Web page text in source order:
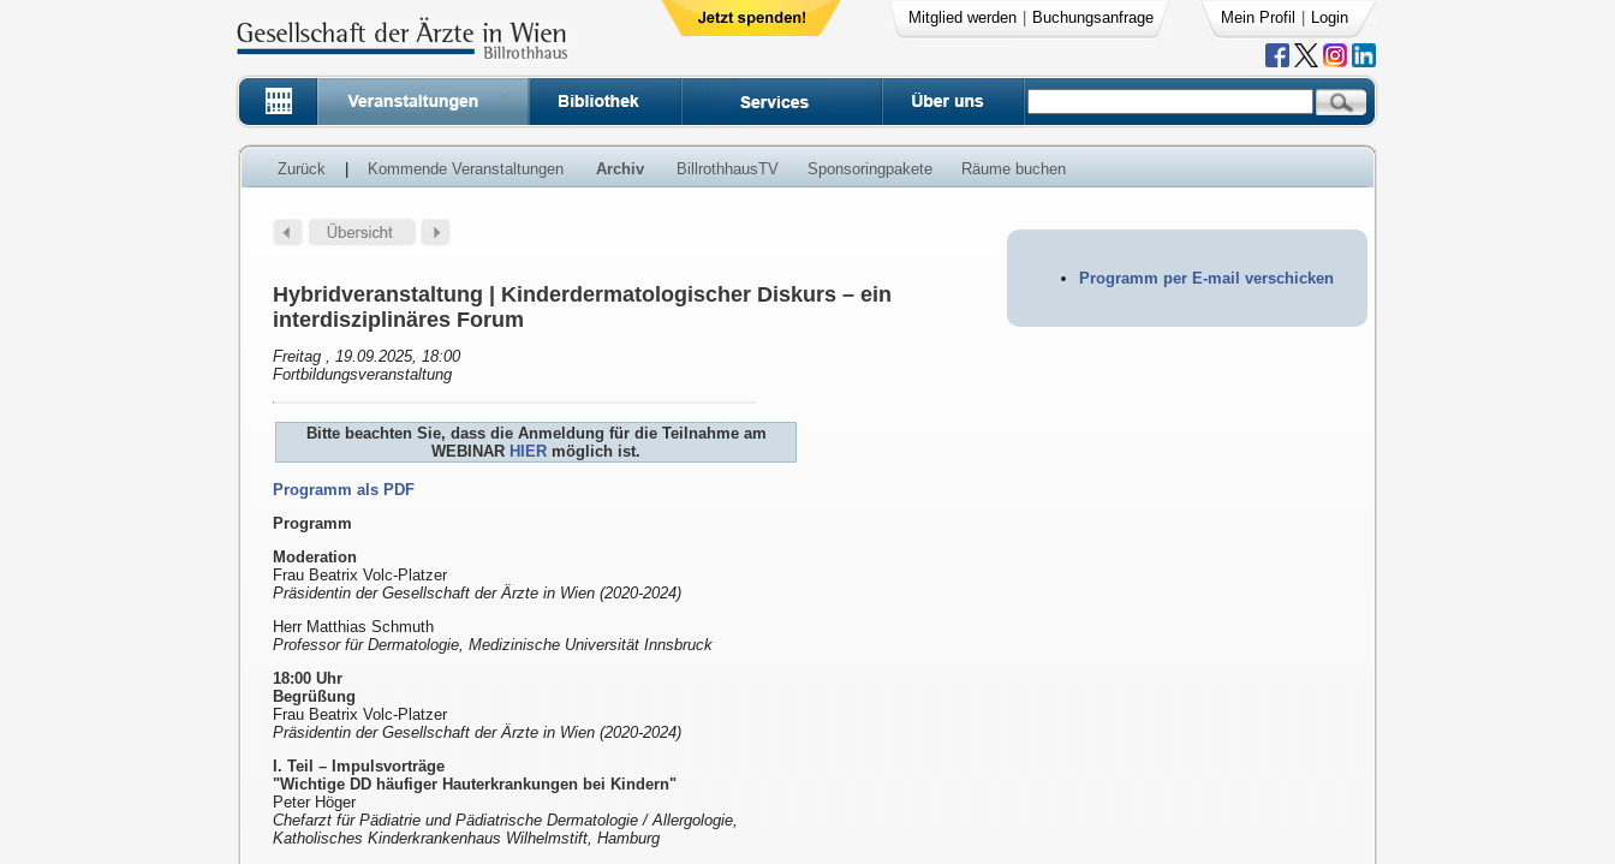
Mitglied werden Buchungsanfrage Mein Profil Login
Zurück Kommende Veranstaltungen Archiv BillrothhausTV Sponsoringpakete Räume buchen
Programm per E-mail verschicken
Hybridveranstaltung | Kinderdermatologischer Diskurs – ein
interdisziplinäres Forum
Freitag , 19.09.2025, 18:00
Fortbildungsveranstaltung
Bitte beachten Sie, dass die Anmeldung für die Teilnahme am
WEBINAR HIER möglich ist.
Programm als PDF
Programm
Moderation
Frau Beatrix Volc-Platzer
Präsidentin der Gesellschaft der Ärzte in Wien (2020-2024)
Herr Matthias Schmuth
Professor für Dermatologie, Medizinische Universität Innsbruck
18:00 Uhr
Begrüßung
Frau Beatrix Volc-Platzer
Präsidentin der Gesellschaft der Ärzte in Wien (2020-2024)
I. Teil – Impulsvorträge
"Wichtige DD häufiger Hauterkrankungen bei Kindern"
Peter Höger
Chefarzt für Pädiatrie und Pädiatrische Dermatologie / Allergologie,
Katholisches Kinderkrankenhaus Wilhelmstift, Hamburg